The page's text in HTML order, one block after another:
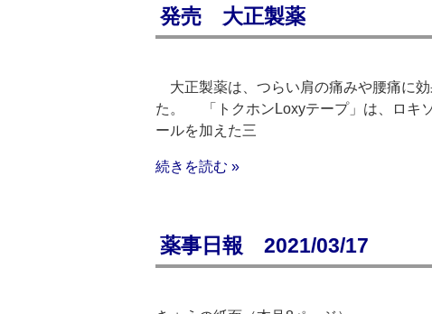
発売 大正製薬
大正製薬は、つらい肩の痛みや腰痛に
た。 「トクホンLoxyテープ」は、ロキ
ールを加えた三
続きを読む »
薬事日報 2021/03/17